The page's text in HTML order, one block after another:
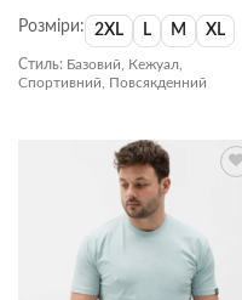
Оцінено в
5з 5
Розміри: 2XL L M XL
Стиль: Базовий, Кежуал,
Спортивний, Повсякденний